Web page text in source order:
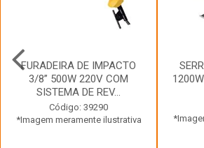
FURADEIRA DE IMPACTO
3/8” 500W 220V COM
SISTEMA DE REV...
Código: 39290
*Imagem meramente ilustrativa